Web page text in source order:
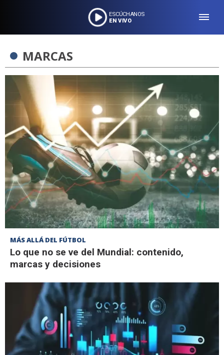
ESCÚCHANOS
EN VIVO
MARCAS
MÁS ALLÁ DEL FÚTBOL
Lo que no se ve del Mundial: contenido,
marcas y decisiones